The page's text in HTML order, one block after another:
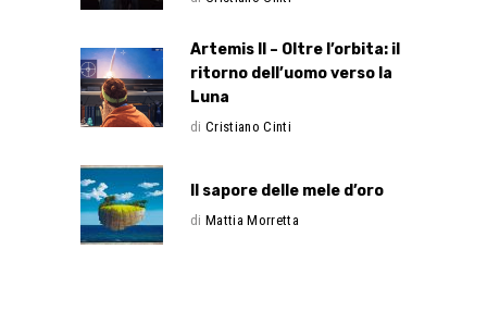
Artemis II – Oltre l’orbita: il
ritorno dell’uomo verso la
Luna
di Cristiano Cinti
Il sapore delle mele d’oro
di Mattia Morretta